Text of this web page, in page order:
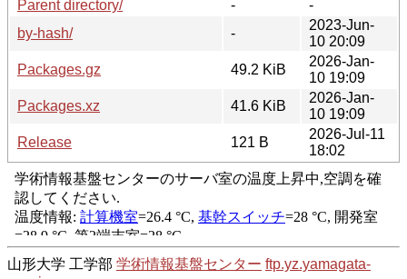
Parent directory/
-
-
by-hash/
-
2023-Jun-
10 20:09
Packages.gz
49.2 KiB
2026-Jan-
10 19:09
Packages.xz
41.6 KiB
2026-Jan-
10 19:09
Release
121 B
2026-Jul-11
18:02
山形大学 工学部 学術情報基盤センター ftp.yz.yamagata-